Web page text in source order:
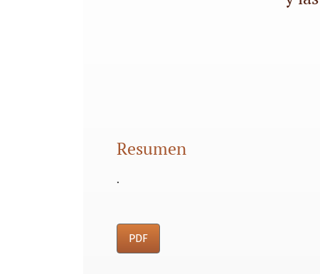
Resumen
.
PDF